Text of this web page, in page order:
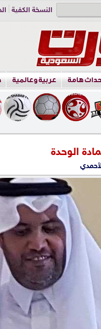
النسخة الكفية
هامة عربية وعالمية
الوحدة